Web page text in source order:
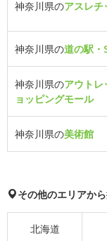
神奈川県のアスレチ
神奈川県の道の駅・
神奈川県のアウトレ
ョッピングモール
神奈川県の美術館
その他のエリアか
北海道